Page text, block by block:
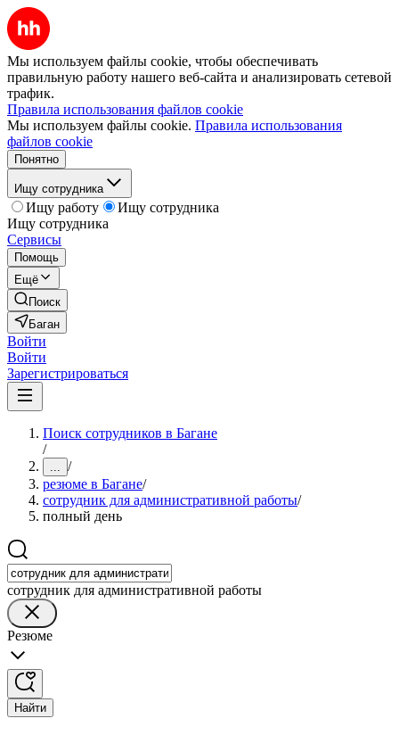
Мы используем файлы cookie, чтобы обеспечивать
правильную работу нашего веб-сайта и анализировать сетевой
трафик.
Правила использования файлов cookie
Мы используем файлы cookie. Правила использования
файлов cookie
Понятно
Ищу сотрудника
Ищу работу
Ищу сотрудника
Ищу сотрудника
Сервисы
Помощь
Ещё
Поиск
Баган
Войти
Войти
Зарегистрироваться
Поиск сотрудников в Багане
/
... /
резюме в Багане/
сотрудник для административной работы/
полный день
сотрудник для административной работы
Резюме
Найти